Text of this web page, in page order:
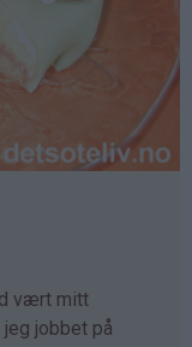
vært mitt
jobbet på